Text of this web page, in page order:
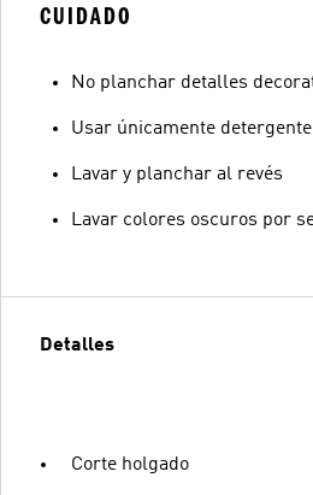
CUIDADO
No planchar detalles
Usar únicamente
Lavar y planchar al revés
Lavar colores oscuros por
Detalles
Corte holgado